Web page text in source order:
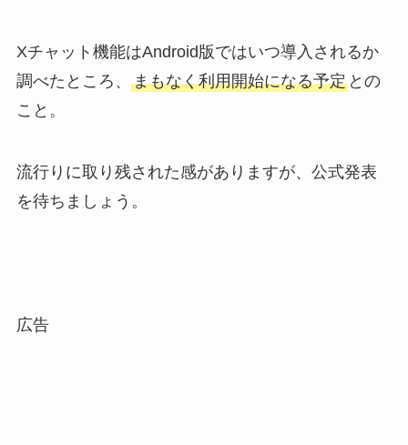
Xチャット機能はAndroid版ではいつ導入されるか
調べたところ、 まもなく利用開始になる予定との
こと。
流行りに取り残された感がありますが、公式発表
を待ちましょう。
広告